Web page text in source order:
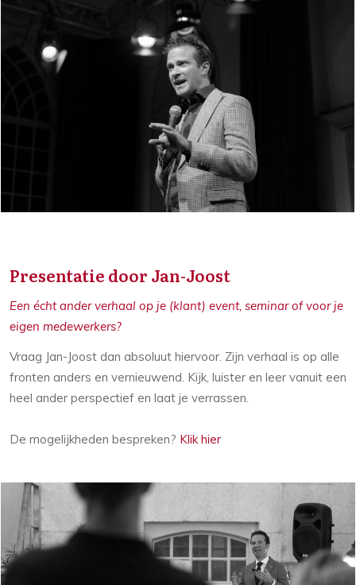
Presentatie door Jan-Joost
Een écht ander verhaal op je (klant) event, seminar of voor je
eigen medewerkers?
Vraag Jan-Joost dan absoluut hiervoor. Zijn verhaal is op alle
fronten anders en vernieuwend. Kijk, luister en leer vanuit een
heel ander perspectief en laat je verrassen.
De mogelijkheden bespreken? Klik hier